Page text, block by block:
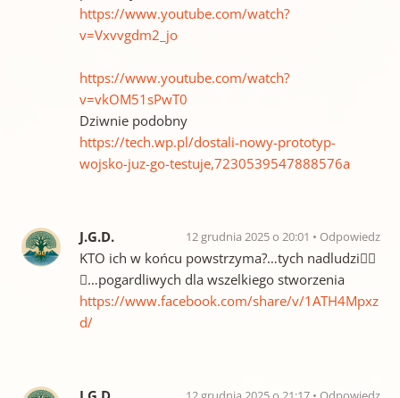
https://www.youtube.com/watch?
v=Vxvvgdm2_jo
https://www.youtube.com/watch?
v=vkOM51sPwT0
Dziwnie podobny
https://tech.wp.pl/dostali-nowy-prototyp-
wojsko-juz-go-testuje,7230539547888576a
J.G.D. 12 grudnia 2025 o 20:01 Odpowiedz
KTO ich w końcu powstrzyma?…tych nadludzi😵‍💫
🧐…pogardliwych dla wszelkiego stworzenia
https://www.facebook.com/share/v/1ATH4Mpxz
d/